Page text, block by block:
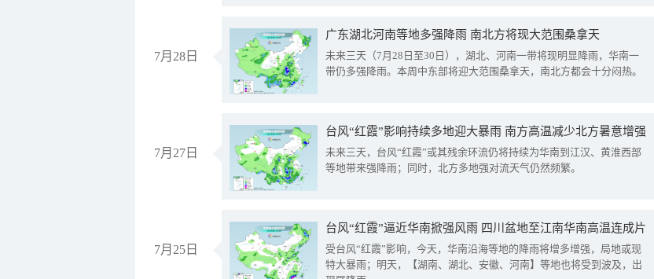
7月28日
广东湖北河南等地多强降雨 南北方将现大范围桑拿天
未来三天（7月28日至30日），湖北、河南一带将现明显降雨，华南一
带仍多强降雨。本周中东部将迎大范围桑拿天，南北方都会十分闷热。
7月27日
台风“红霞”影响持续多地迎大暴雨 南方高温减少北方暑意增强
未来三天，台风“红霞”或其残余环流仍将持续为华南到江汉、黄淮西部
等地带来强降雨；同时，北方多地强对流天气仍然频繁。
7月25日
台风“红霞”逼近华南掀强风雨 四川盆地至江南华南高温连成片
受台风“红霞”影响，今天，华南沿海等地的降雨将增多增强，局地或现
特大暴雨；明天，【湖南、湖北、安徽、河南】等地也将受到波及，出